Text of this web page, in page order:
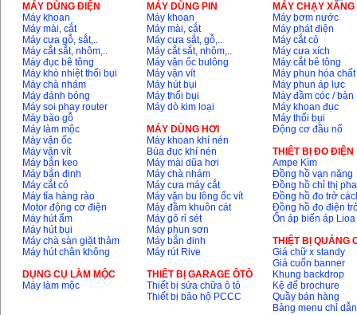
MÁY DÙNG ĐIỆN
Máy khoan
Máy mài, cắt
Máy cưa gỗ, sắt,..
Máy cắt sắt, nhôm,..
Máy đục bê tông
Máy khò nhiệt thổi bụi
Máy chà nhám
Máy đánh bóng
Máy soi phay router
Máy bào gỗ
Máy làm mộc
Máy vặn ốc
Máy vặn vít
Máy bắn keo
Máy bắn đinh
Máy cắt cỏ
Máy tỉa hàng rào
Motor động cơ điện
Máy hút ẩm
Máy hút bụi
Máy chà sàn giặt thảm
Máy hút chân không
DỤNG CỤ LÀM MỘC
Máy làm mộc
MÁY DÙNG PIN
Máy khoan
Máy mài, cắt
Máy cưa sắt, gỗ,..
Máy cắt sắt, nhôm,..
Máy vặn ốc bulông
Máy vặn vít
Máy hút bụi
Máy thổi bụi
Máy dò kim loại
MÁY DÙNG HƠI
Máy khoan khí nén
Búa đục khí nén
Máy mài dũa hơi
Máy chà nhám
Máy cưa máy cắt
Máy vặn bu lông ốc vít
Máy đầm khuôn cát
Máy gõ rỉ sét
Máy phun sơn
Máy bắn đinh
Máy rút Rive
THIÊT BỊ GARAGE ÔTÔ
Thiết bị sửa chữa ô tô
Thiết bị bảo hộ PCCC
MÁY CHẠY
Máy bơm nước
Máy phát điện
Máy cắt cỏ
Máy cưa xích
Máy cắt bê tông
Máy phun hóa chất
Máy phun áp lực
Máy đầm cóc / bàn
Máy khoan đục
Máy thổi bụi
Động cơ đầu nổ
THIÊT BỊ ĐO ĐIỆN
Ampe Kìm
Đồng hồ vạn năng
Đồng hồ chỉ thị pha
Đồng hồ đo trở
Đồng hồ đo điện
Ổn áp biến áp Lioa
THIỆT BỊ QUẢNG
Giá chữ x standy
Giá cuốn banner
Khung backdrop
Kệ để brochure
Quầy bán hàng
Bảng menu chỉ dẫn